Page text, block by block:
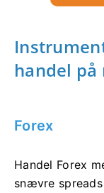
handel
Forex
Handel Forex
snævre